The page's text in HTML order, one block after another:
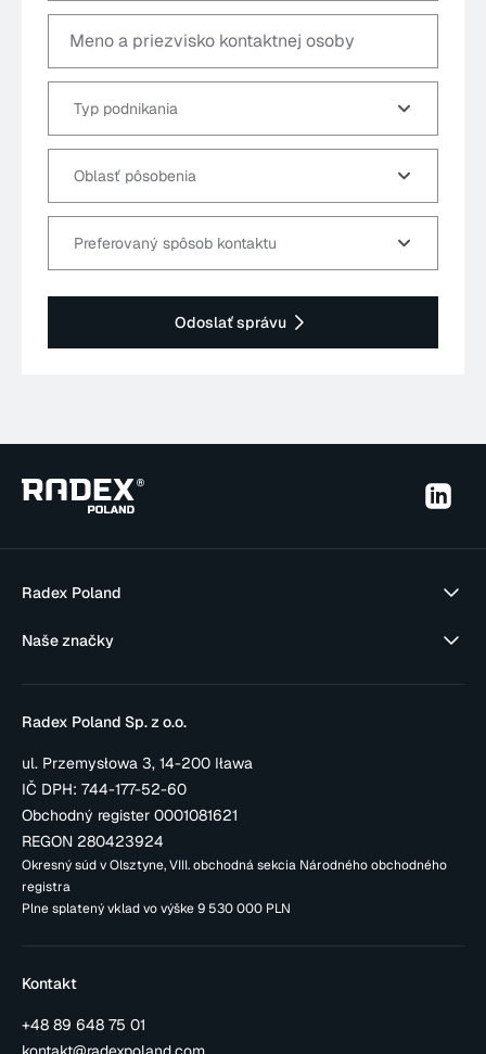
Meno a priezvisko kontaktnej osoby
Typ podnikania
Oblasť pôsobenia
Preferovaný spôsob kontaktu
Odoslať správu
Radex Poland
Naše značky
Radex Poland Sp. z o.o.
ul. Przemysłowa 3, 14-200 Iława
IČ DPH: 744-177-52-60
Obchodný register 0001081621
REGON 280423924
Okresný súd v Olsztyne, VIII. obchodná sekcia Národného obchodného
registra
Plne splatený vklad vo výške 9 530 000 PLN
Kontakt
+48 89 648 75 01